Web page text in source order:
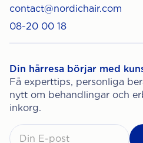
contact@nordichair.com
08-20 00 18
Din hårresa börjar med
Få experttips, personliga
nytt om behandlingar och
inkorg.